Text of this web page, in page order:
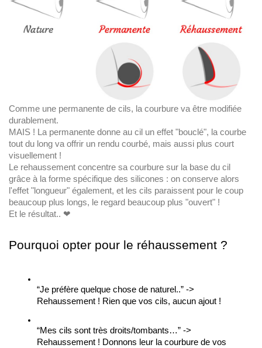
Comme une permanente de cils, la courbure va être modifiée
durablement.
MAIS ! La permanente donne au cil un effet "bouclé", la courbe
tout du long va offrir un rendu courbé, mais aussi plus court
visuellement !
Le rehaussement concentre sa courbure sur la base du cil
grâce à la forme spécifique des silicones : on conserve alors
l'effet "longueur" également, et les cils paraissent pour le coup
beaucoup plus longs, le regard beaucoup plus "ouvert" !
Et le résultat.. ❤
Pourquoi opter pour le réhaussement ?
“Je préfère quelque chose de naturel..” ->
Rehaussement ! Rien que vos cils, aucun ajout !
“Mes cils sont très droits/tombants…” ->
Rehaussement ! Donnons leur la courbure de vos